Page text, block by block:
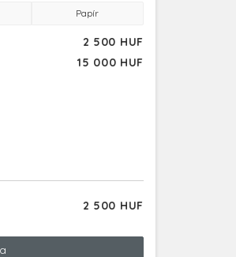
Papír
2 500 HUF
15 000 HUF
2 500 HUF